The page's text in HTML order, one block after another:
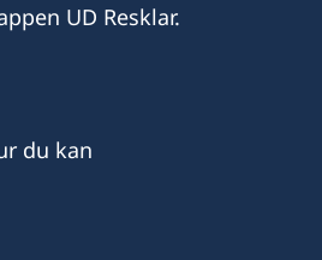
UD Resklar.
du kan